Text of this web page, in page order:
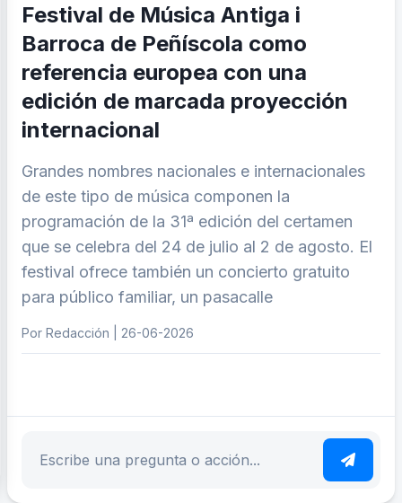
Festival de Música Antiga i
Barroca de Peñíscola como
referencia europea con una
edición de marcada proyección
internacional
Grandes nombres nacionales e internacionales
de este tipo de música componen la
programación de la 31ª edición del certamen
que se celebra del 24 de julio al 2 de agosto. El
festival ofrece también un concierto gratuito
para público familiar, un pasacalle
Por Redacción | 26-06-2026
Escribe tu pregunta